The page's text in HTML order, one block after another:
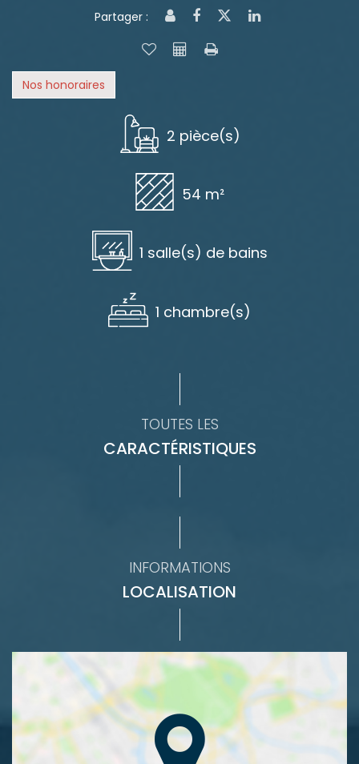
Partager :
Nos honoraires
2 pièce(s)
54 m²
1 salle(s) de bains
1 chambre(s)
TOUTES LES
CARACTÉRISTIQUES
INFORMATIONS
LOCALISATION